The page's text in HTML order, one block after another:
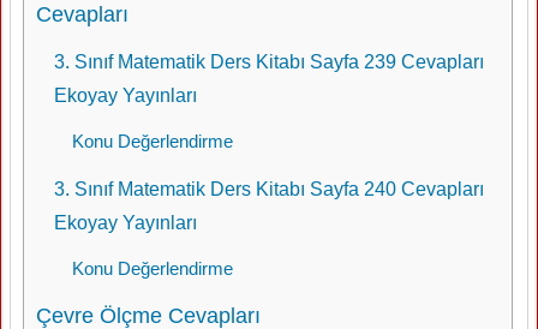
Cevapları
3. Sınıf Matematik Ders Kitabı Sayfa 239 Cevapları
Ekoyay Yayınları
Konu Değerlendirme
3. Sınıf Matematik Ders Kitabı Sayfa 240 Cevapları
Ekoyay Yayınları
Konu Değerlendirme
Çevre Ölçme Cevapları